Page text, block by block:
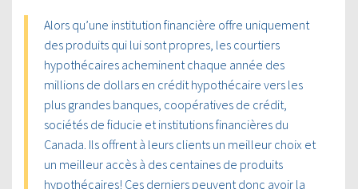
Alors qu’une institution financière offre uniquement
des produits qui lui sont propres, les courtiers
hypothécaires acheminent chaque année des
millions de dollars en crédit hypothécaire vers les
plus grandes banques, coopératives de crédit,
sociétés de fiducie et institutions financières du
Canada. Ils offrent à leurs clients un meilleur choix et
un meilleur accès à des centaines de produits
hypothécaires! Ces derniers peuvent donc avoir la